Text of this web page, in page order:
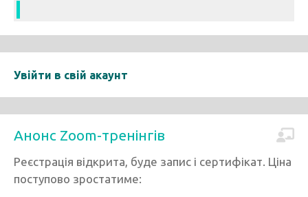
Увійти в свій акаунт
Анонс Zoom-тренінгів
Реєстрація відкрита, буде запис і сертифікат. Ціна
поступово зростатиме: